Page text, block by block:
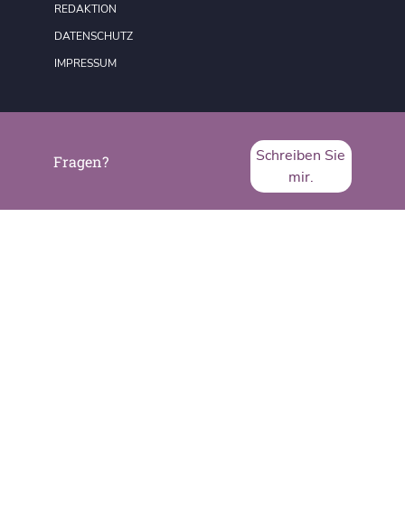
Fragen?
Schreiben Sie
mir.
REDAKTION
DATENSCHUTZ
IMPRESSUM